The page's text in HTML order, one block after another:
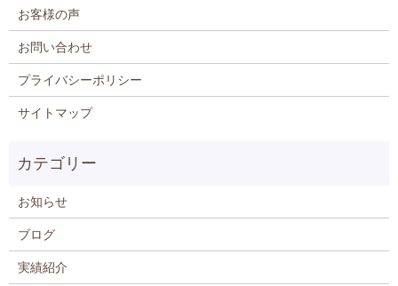
お客様の声
お問い合わせ
プライバシーポリシー
サイトマップ
お知らせ
ブログ
実績紹介